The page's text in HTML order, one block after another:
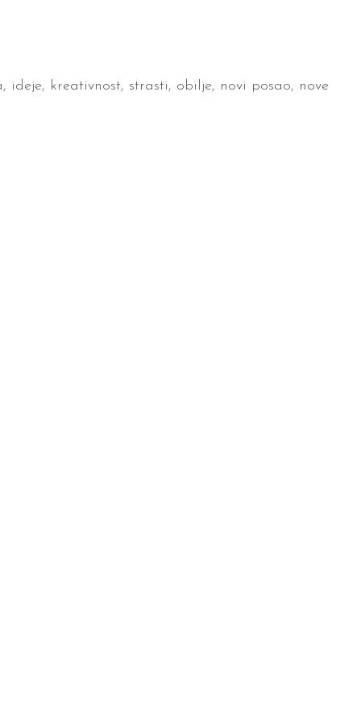
ideje, kreativnost, strasti, obilje, novi posao, nove